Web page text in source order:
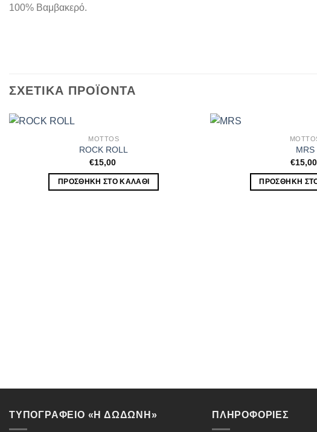
100% Βαμβακερό.
ΣΧΕΤΙΚΆ ΠΡΟΪΌΝΤΑ
MOTTOS
ROCK ROLL
€15,00
ΠΡΟΣΘΉΚΗ ΣΤΟ ΚΑΛΆΘΙ
MRS
€15,00
ΠΡΟΣΘΉΚΗ
ΤΥΠΟΓΡΑΦΕΙΟ «Η ΔΩΔΩΝΗ» ΠΛΗΡΟΦΟΡΊΕΣ